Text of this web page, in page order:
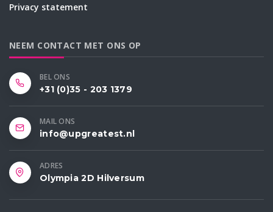
Privacy statement
NEEM CONTACT MET ONS OP
BEL ONS
+31 (0)35 - 203 1379
MAIL ONS
info@upgreatest.nl
ADRES
Olympia 2D Hilversum